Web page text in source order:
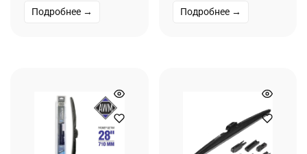
Подробнее → Подробнее →